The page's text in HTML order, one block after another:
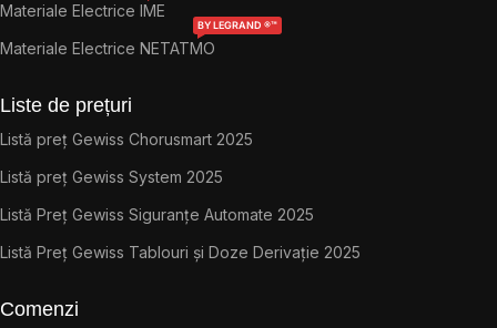
Materiale Electrice IME
Materiale Electrice NETATMO
BY LEGRAND ®™
Liste de prețuri
Listă preț Gewiss Chorusmart 2025
Listă preț Gewiss System 2025
Listă Preț Gewiss Siguranțe Automate 2025
Listă Preț Gewiss Tablouri și Doze Derivație 2025
Comenzi